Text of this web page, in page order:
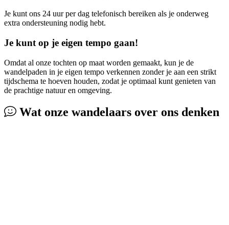
Je kunt ons 24 uur per dag telefonisch bereiken als je onderweg
extra ondersteuning nodig hebt.
Je kunt op je eigen tempo gaan!
Omdat al onze tochten op maat worden gemaakt, kun je de
wandelpaden in je eigen tempo verkennen zonder je aan een strikt
tijdschema te hoeven houden, zodat je optimaal kunt genieten van
de prachtige natuur en omgeving.
Wat onze wandelaars over ons denken